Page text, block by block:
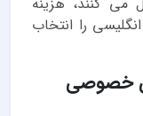
را انتخاب
خصوصی